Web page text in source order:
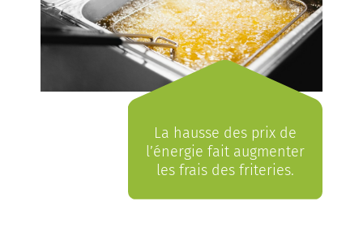
La hausse des prix de
l’énergie fait augmenter
les frais des friteries.